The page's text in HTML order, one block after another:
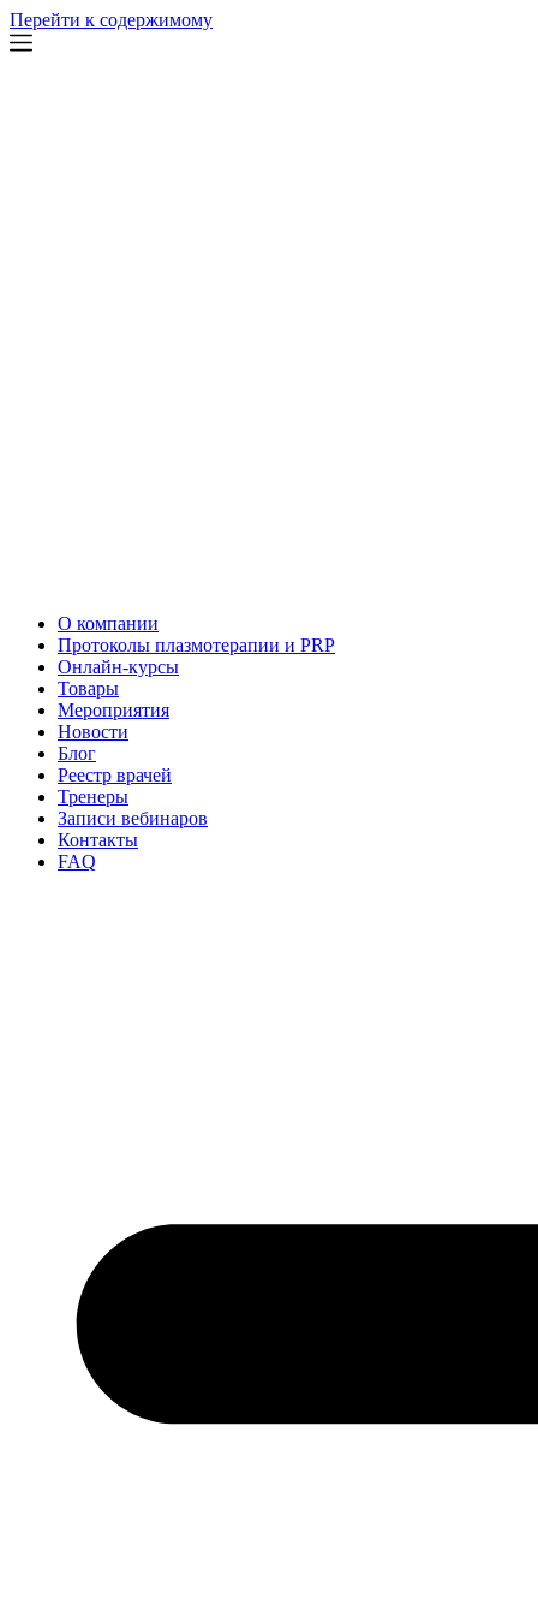
Перейти к содержимому
О компании
Протоколы плазмотерапии и PRP
Онлайн-курсы
Товары
Мероприятия
Новости
Блог
Реестр врачей
Тренеры
Записи вебинаров
Контакты
FAQ